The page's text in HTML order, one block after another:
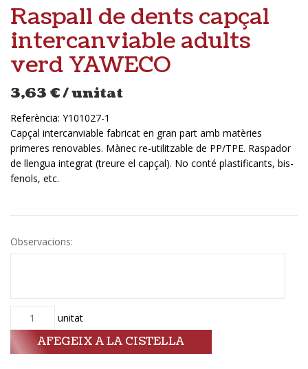
Raspall de dents capçal
intercanviable adults
verd YAWECO
3,63 €/ unitat
Referència: Y101027-1
Capçal intercanviable fabricat en gran part amb matèries
primeres renovables. Mànec re-utilitzable de PP/TPE. Raspador
de llengua integrat (treure el capçal). No conté plastificants, bis-
fenols, etc.
Observacions:
Quantitat unitat
AFEGEIX A LA CISTELLA